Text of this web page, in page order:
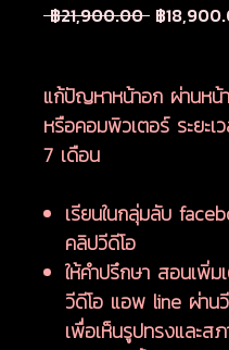
฿21,900.00 ราคา
฿
แก้ปัญหาหน้าอก ผ่านหน้
หรือคอมพิวเตอร์ ระยะเ
7 เดือน
เรียนในกลุ่มลับ
คลิปวีดีโอ
ให้คำปรึกษา สอนเพิ่ม
วีดีโอ แอพ line ผ่าน
เพื่อเห็นรูปทรงและส